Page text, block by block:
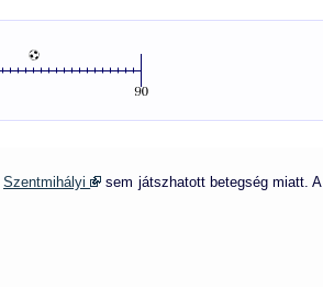
Szentmihályi
sem játszhatott betegség miatt. A